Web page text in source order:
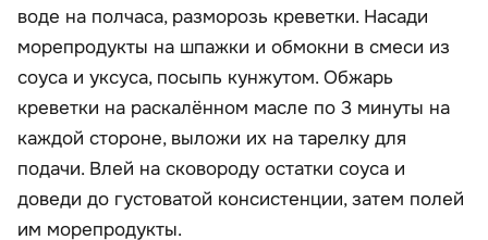
воде на полчаса, разморозь креветки. Насади
морепродукты на шпажки и обмокни в смеси из
соуса и уксуса, посыпь кунжутом. Обжарь
креветки на раскалённом масле по 3 минуты на
каждой стороне, выложи их на тарелку для
подачи. Влей на сковороду остатки соуса и
доведи до густоватой консистенции, затем полей
им морепродукты.